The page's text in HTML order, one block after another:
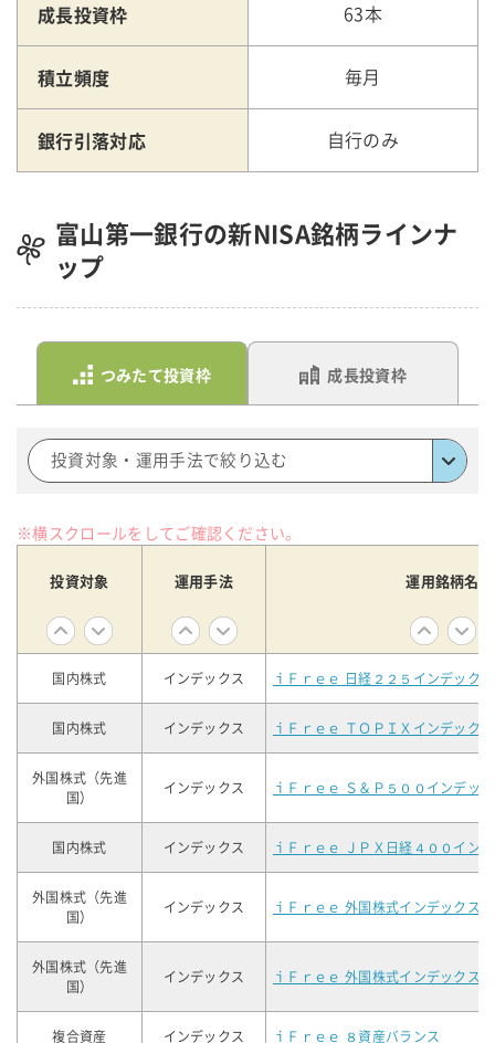
成長投資枠 63本
積立頻度 毎月
銀行引落対応 自行のみ
富山第一銀行の新NISA銘柄ラインナ
ップ
つみたて投資枠 成長投資枠
投資対象・運用手法で絞り込む
※横スクロールをしてご確認ください。
投資対象 運用手法 運用銘柄名
国内株式 インデックス ｉＦｒｅｅ 日経２２５インデックス
国内株式 インデックス ｉＦｒｅｅ ＴＯＰＩＸインデックス
外国株式（先進
国）
インデックス ｉＦｒｅｅ Ｓ＆Ｐ５００インデッ
国内株式 インデックス ｉＦｒｅｅ ＪＰＸ日経４００イン
外国株式（先進
国）
インデックス ｉＦｒｅｅ 外国株式インデックス
外国株式（先進
国）
インデックス ｉＦｒｅｅ 外国株式インデックス
複合資産 インデックス ｉＦｒｅｅ ８資産バランス